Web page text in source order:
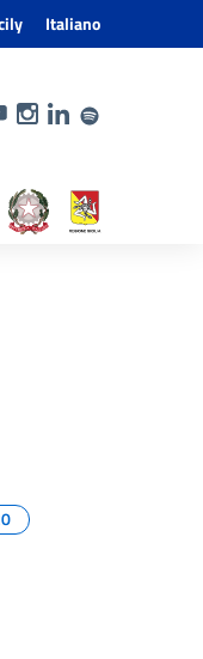
Italiano